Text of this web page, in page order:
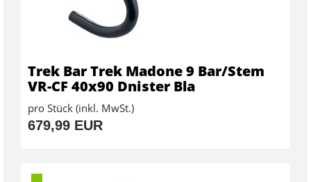
Trek Bar Trek Madone 9 Bar/Stem
VR-CF 40x90 Dnister Bla
pro Stück (inkl. MwSt.)
679,99 EUR